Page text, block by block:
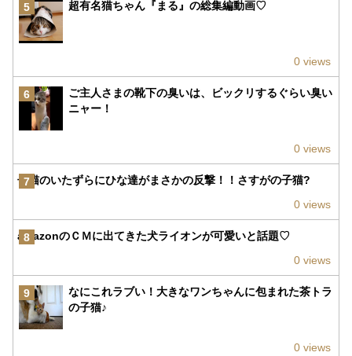
5 超有名猫ちゃん『まる』の総集編動画♡
0 views
6
ご主人さまの靴下の臭いは、ビックリするぐらい臭い
ニャー！
0 views
7
子猫のいたずらにひな達がまさかの反撃！！さすがの子猫?
0 views
8
amazonのＣＭに出てきた犬ライオンが可愛いと話題♡
0 views
9
なにこれラブい！大きなワンちゃんに包まれた茶トラ
の子猫♪
0 views